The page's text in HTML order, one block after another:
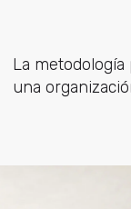
La
una